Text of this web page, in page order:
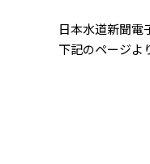
日本水道新聞電
下記のページよ